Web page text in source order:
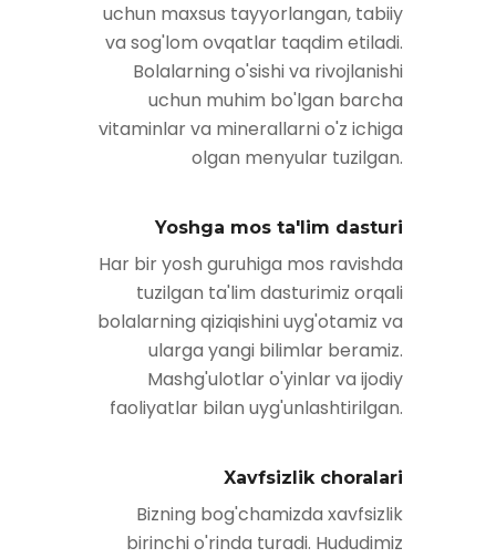
uchun maxsus tayyorlangan, tabiiy
va sog'lom ovqatlar taqdim etiladi.
Bolalarning o'sishi va rivojlanishi
uchun muhim bo'lgan barcha
vitaminlar va minerallarni o'z ichiga
olgan menyular tuzilgan.
Yoshga mos ta'lim dasturi
Har bir yosh guruhiga mos ravishda
tuzilgan ta'lim dasturimiz orqali
bolalarning qiziqishini uyg'otamiz va
ularga yangi bilimlar beramiz.
Mashg'ulotlar o'yinlar va ijodiy
faoliyatlar bilan uyg'unlashtirilgan.
Xavfsizlik choralari
Bizning bog'chamizda xavfsizlik
birinchi o'rinda turadi. Hududimiz